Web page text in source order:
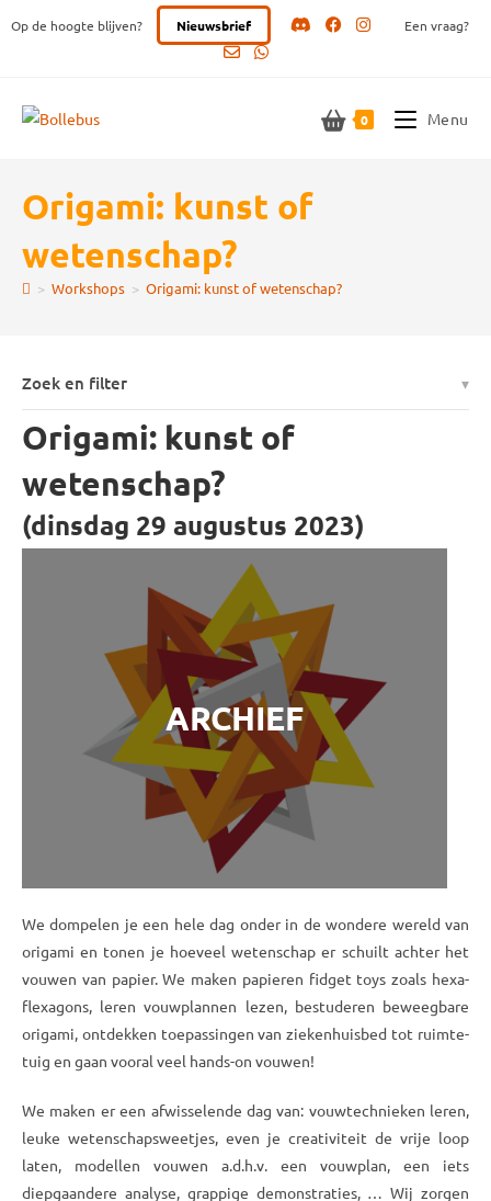
naar
Op de hoogte blijven? Nieuwsbrief Een vraag?
0 Menu
Origami: kunst of
wetenschap?
> Workshops > Origami: kunst of wetenschap?
Zoek en filter
Origami: kunst of
wetenschap?
(dinsdag 29 augustus 2023)
ARCHIEF
We dompelen je een hele dag onder in de wondere wereld van
origami en tonen je hoeveel wetenschap er schuilt achter het
vouwen van papier. We maken papieren fidget toys zoals hexa­
flexagons, leren vouw­plannen lezen, bestuderen beweeg­bare
origami, ontdekken toepassingen van zieken­huis­bed tot ruimte­
tuig en gaan vooral veel hands-on vouwen!
We maken er een afwisselende dag van: vouw­technieken leren,
leuke wetenschaps­weetjes, even je creativiteit de vrije loop
laten, modellen vouwen a.d.h.v. een vouwplan, een iets
diepgaandere analyse, grappige demonstraties, … Wij zorgen